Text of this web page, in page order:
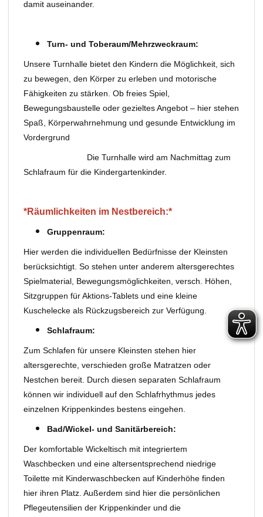
damit auseinander.
Turn- und Toberaum/Mehrzweckraum:
Unsere Turnhalle bietet den Kindern die Möglichkeit, sich
zu bewegen, den Körper zu erleben und motorische
Fähigkeiten zu stärken. Ob freies Spiel,
Bewegungsbaustelle oder gezieltes Angebot – hier stehen
Spaß, Körperwahrnehmung und gesunde Entwicklung im
Vordergrund
Die Turnhalle wird am Nachmittag zum
Schlafraum für die Kindergartenkinder.
*Räumlichkeiten im Nestbereich:*
Gruppenraum:
Hier werden die individuellen Bedürfnisse der Kleinsten
berücksichtigt. So stehen unter anderem altersgerechtes
Spielmaterial, Bewegungsmöglichkeiten, versch. Höhen,
Sitzgruppen für Aktions-Tablets und eine kleine
Kuschelecke als Rückzugsbereich zur Verfügung.
Schlafraum:
Zum Schlafen für unsere Kleinsten stehen hier
altersgerechte, verschieden große Matratzen oder
Nestchen bereit. Durch diesen separaten Schlafraum
können wir individuell auf den Schlafrhythmus jedes
einzelnen Krippenkindes bestens eingehen.
Bad/Wickel- und Sanitärbereich:
Der komfortable Wickeltisch mit integriertem
Waschbecken und eine altersentsprechend niedrige
Toilette mit Kinderwaschbecken auf Kinderhöhe finden
hier ihren Platz. Außerdem sind hier die persönlichen
Pflegeutensilien der Krippenkinder und die